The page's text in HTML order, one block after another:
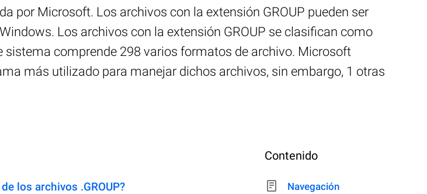
por Microsoft. Los archivos con la extensión GROUP pueden ser
Los archivos con la extensión GROUP se clasifican como
comprende 298 varios formatos de archivo. Microsoft
más utilizado para manejar dichos archivos, sin embargo, 1 otras
los archivos .GROUP?
Contenido
Navegación